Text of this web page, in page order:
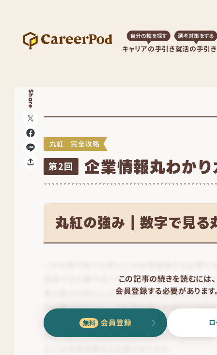
キャリアの手引き
自分の軸を探す
就活の手引き
選考対策をする
Share
丸紅 完全攻略
第2回 企業情報丸わかり
丸紅の強み｜数字で見る
この記事の続きを読むには、
会員登録する必要があります
会員登録